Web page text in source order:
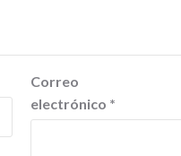
Correo
electrónico *